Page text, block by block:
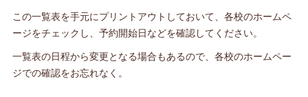
この一覧表を手元にプリントアウトしておいて、各校のホームペ
ージをチェックし、予約開始日などを確認してください。
一覧表の日程から変更となる場合もあるので、各校のホームペー
ジでの確認をお忘れなく。